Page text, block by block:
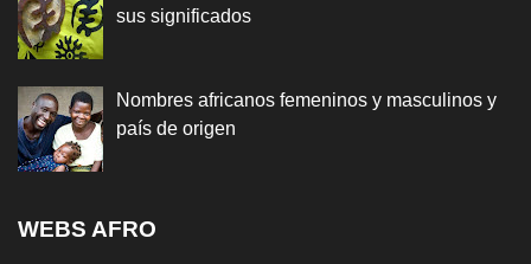
sus significados
Nombres africanos femeninos y masculinos y
país de origen
WEBS AFRO